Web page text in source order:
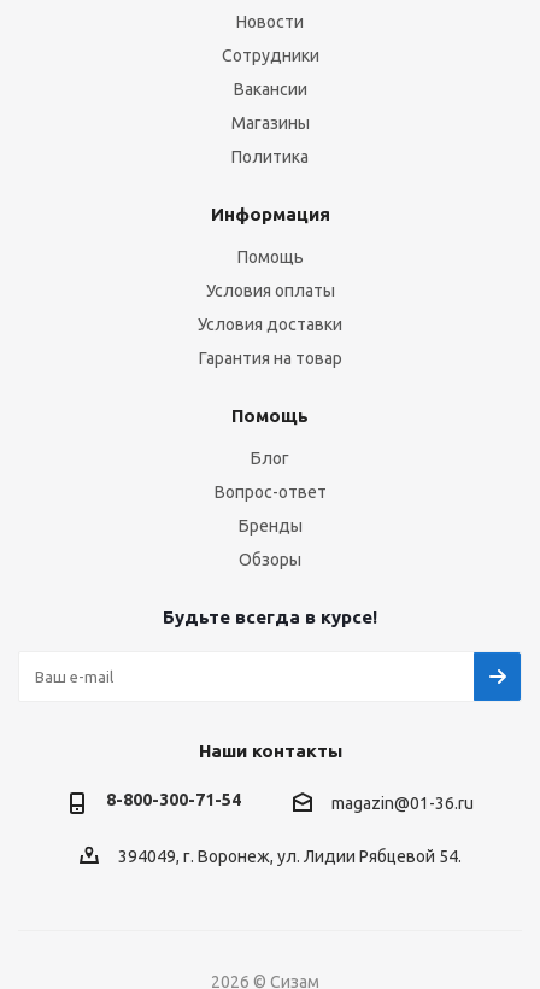
Новости
Сотрудники
Вакансии
Магазины
Политика
Информация
Помощь
Условия оплаты
Условия доставки
Гарантия на товар
Помощь
Блог
Вопрос-ответ
Бренды
Обзоры
Будьте всегда в курсе!
Наши контакты
8-800-300-71-54 magazin@01-36.ru
394049, г. Воронеж, ул. Лидии Рябцевой 54.
2026 © Сизам